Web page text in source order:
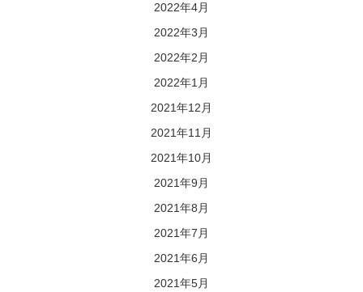
2022年4月
2022年3月
2022年2月
2022年1月
2021年12月
2021年11月
2021年10月
2021年9月
2021年8月
2021年7月
2021年6月
2021年5月